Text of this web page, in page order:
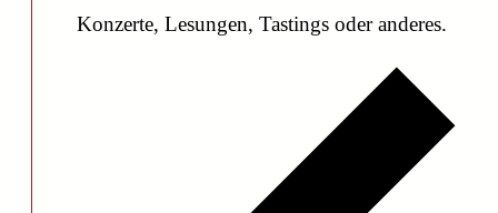
Konzerte, Lesungen, Tastings oder anderes.